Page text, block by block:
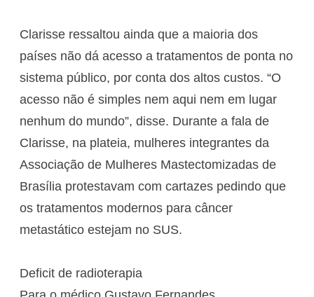
Clarisse ressaltou ainda que a maioria dos
países não dá acesso a tratamentos de ponta no
sistema público, por conta dos altos custos. “O
acesso não é simples nem aqui nem em lugar
nenhum do mundo”, disse. Durante a fala de
Clarisse, na plateia, mulheres integrantes da
Associação de Mulheres Mastectomizadas de
Brasília protestavam com cartazes pedindo que
os tratamentos modernos para câncer
metastático estejam no SUS.
Deficit de radioterapia